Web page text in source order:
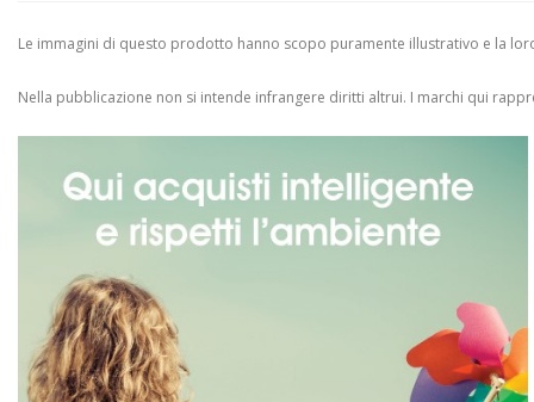
Le immagini di questo prodotto hanno scopo puramente illustrativo e la
Nella pubblicazione non si intende infrangere diritti altrui. I marchi qui